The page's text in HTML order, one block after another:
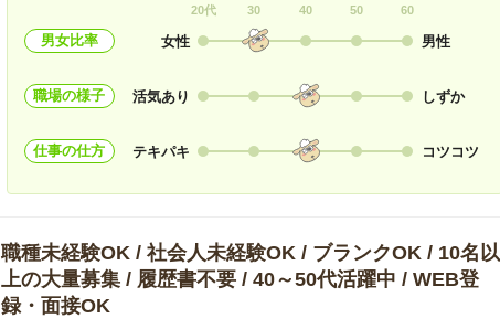
20代 30 40 50 60
男女比率 女性 男性
職場の様子 活気あり しずか
仕事の仕方 テキパキ コツコツ
職種未経験OK / 社会人未経験OK / ブランクOK / 10名以
上の大量募集 / 履歴書不要 / 40～50代活躍中 / WEB登
録・面接OK